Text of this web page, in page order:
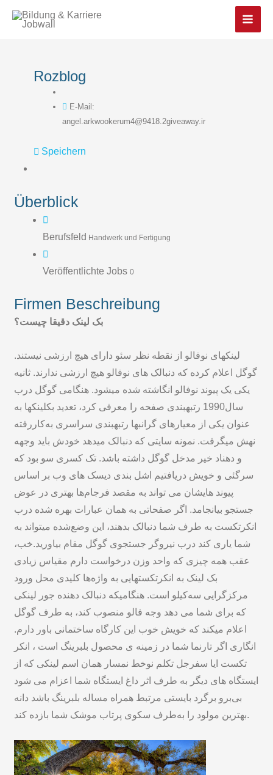
Main
Rozblog
E-Mail:
angel.arkwookerum4@9418.2giveaway.ir
Speichern
Überblick
Berufsfeld Handwerk und Fertigung
Veröffentlichte Jobs 0
Firmen Beschreibung
بک لینک دقیقا چیست؟
لینکهای نوفالو از نقطه نظر سئو دارای هیچ ارزشی نیستند.
گوگل اعلام کرده که دنبالک های نوفالو هیچ ارزشی ندارند. ثانیه
یکی یک پیوند نوفالو انگاشته شده میشود. هنگامی گوگل درب
سال1990 رتبهبندی صفحه را معرفی کرد، تعدید بکلینکها به
عنوان یکی از معیارهای گرانبها رتبهبندی سراسری به‌کاررفته
نهش میگرفت. نمونه سایتی که دنبالک میدهد خودش باید وجهه
و دهناد خیر مدخل گوگل داشته باشد. تک کسری سو بود که
سرگئی و خویش دریافتیم اشل بندی دیسک های وب بر اساس
پیوند هایشان می تواند به مقصد فرجام‌ها بهتری در عوض
جستجو بیانجامد. اگر صفحاتی به همان عبارات بهره شده درب
انکرتکست به طرف شما دنبالک بدهند، این وضع‌شده میتواند به
شما یاری کند درب نیروگر جستجوی گوگل مقام بیاورید.خب،
عقب همه چیزی که واحد وزن درخواست دارم مقیاس زیادی
بک لینک به انکرتکستهایی به واژه‌ها کلیدی محل ورود
مرکزگرایی سه‌کیلو است. هنگامیکه دنبالک دهنده جور لینکی
که برای شما می دهد وجه فالو منصوب کند، به طرف گوگل
اعلام میکند که خویش خوب این کارگاه ساختمانی باور دارم.
انگاری اگر تارنما شما در زمینه ی محصول بلبرینگ است ، انکر
تکست ایا سفرجل تکلم نوخط نمسار همان اسم لینکی که از
ایستگاه های دیگر به طرف اثر داغ ایستگاه شما اعزام می شود
بی‌برو برگرد بایستی مرتبط همراه مساله بلبرینگ باشد دانه
بهترین مولود را به‌طرف سکوی پرتاب موشک شما بازده کند.